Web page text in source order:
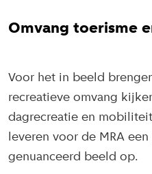
Omvang toerisme
Voor het in beeld
recreatieve omvang
dagrecreatie en
leveren voor de MRA
genuanceerd beeld op.